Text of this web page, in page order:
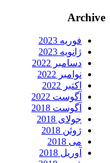
فوریه 2023
ژانویه 2023
دسامبر 2022
نوامبر 2022
اکتبر 2022
آگوست 2022
آگوست 2018
جولای 2018
ژوئن 2018
می 2018
آوریل 2018